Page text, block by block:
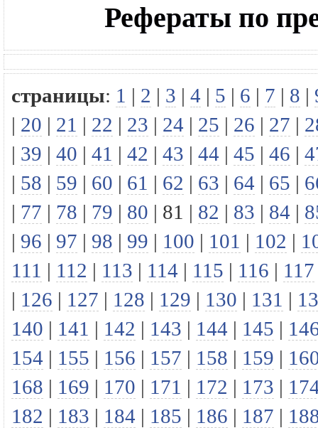
Рефераты по
страницы: 1 | 2 | 3 | 4 | 5 | 6 | 7 | 8 |
| 20 | 21 | 22 | 23 | 24 | 25 | 26 | 27 |
| 39 | 40 | 41 | 42 | 43 | 44 | 45 | 46 |
| 58 | 59 | 60 | 61 | 62 | 63 | 64 | 65 |
| 77 | 78 | 79 | 80 | 81 | 82 | 83 | 84 |
| 96 | 97 | 98 | 99 | 100 | 101 | 102 |
111 | 112 | 113 | 114 | 115 | 116 | 117
| 126 | 127 | 128 | 129 | 130 | 131 |
140 | 141 | 142 | 143 | 144 | 145 |
154 | 155 | 156 | 157 | 158 | 159 |
168 | 169 | 170 | 171 | 172 | 173 |
182 | 183 | 184 | 185 | 186 | 187 |